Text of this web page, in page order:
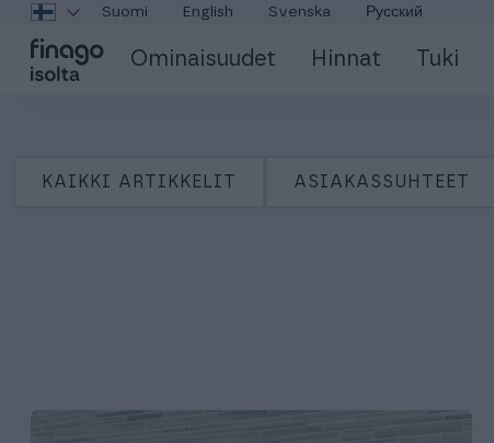
Suomi English Svenska Русский
Ominaisuudet Hinnat Tuki
KAIKKI ARTIKKELIT ASIAKASSUHTEET